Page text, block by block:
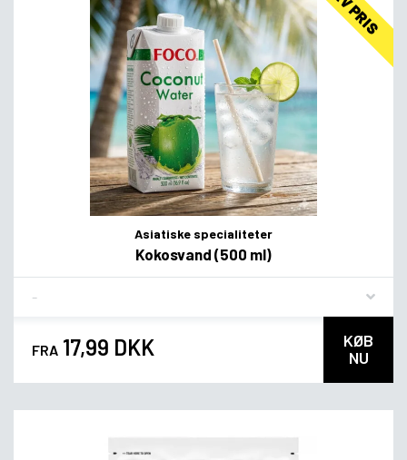
Asiatiske specialiteter
Kokosvand (500 ml)
FRA 17,99 DKK
KØB
NU